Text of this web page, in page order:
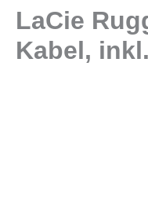
LaCie
Kabel,